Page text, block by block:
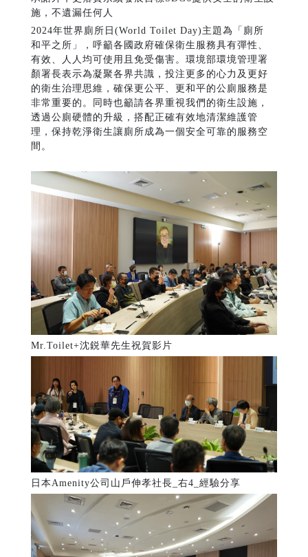
施，不遺漏任何人
2024年世界廁所日(World Toilet Day)主題為「廁所
和平之所」，呼籲各國政府確保衛生服務具有彈性、
有效、人人均可使用且免受傷害。環境部環境管理署
顏署長表示為凝聚各界共識，投注更多的心力及更好
的衛生治理思維，確保更公平、更和平的公廁服務是
非常重要的。同時也籲請各界重視我們的衛生設施，
透過公廁硬體的升級，搭配正確有效地清潔維護管
理，保持乾淨衛生讓廁所成為一個安全可靠的服務空
間。
Mr.Toilet+沈鋭華先生祝賀影片
日本Amenity公司山戶伸孝社長_右4_經驗分享